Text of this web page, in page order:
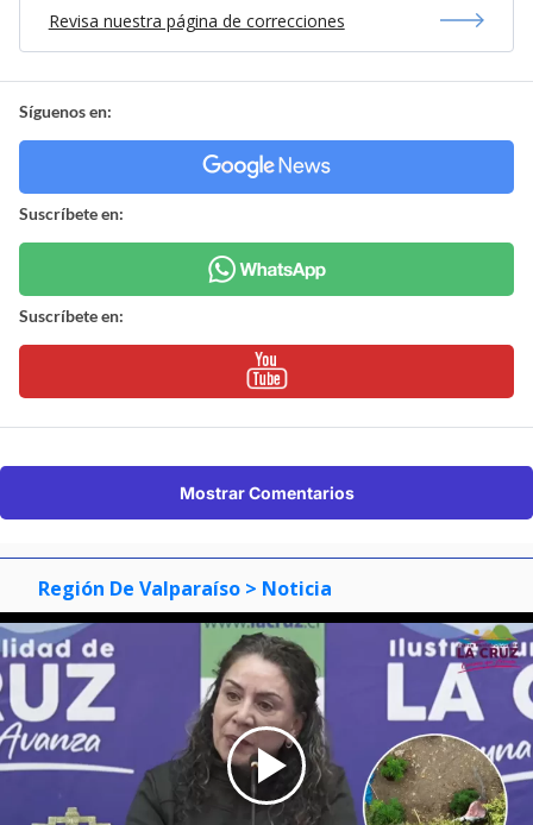
Revisa nuestra página de correcciones
Síguenos en:
Suscríbete en:
Suscríbete en:
Mostrar Comentarios
Región De Valparaíso > Noticia